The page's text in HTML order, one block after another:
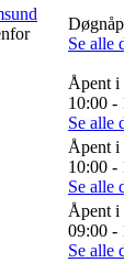
Se alle
Åpent i
10:00 -
Se alle
Åpent i
10:00 -
Se alle
Åpent i
09:00 -
Se alle